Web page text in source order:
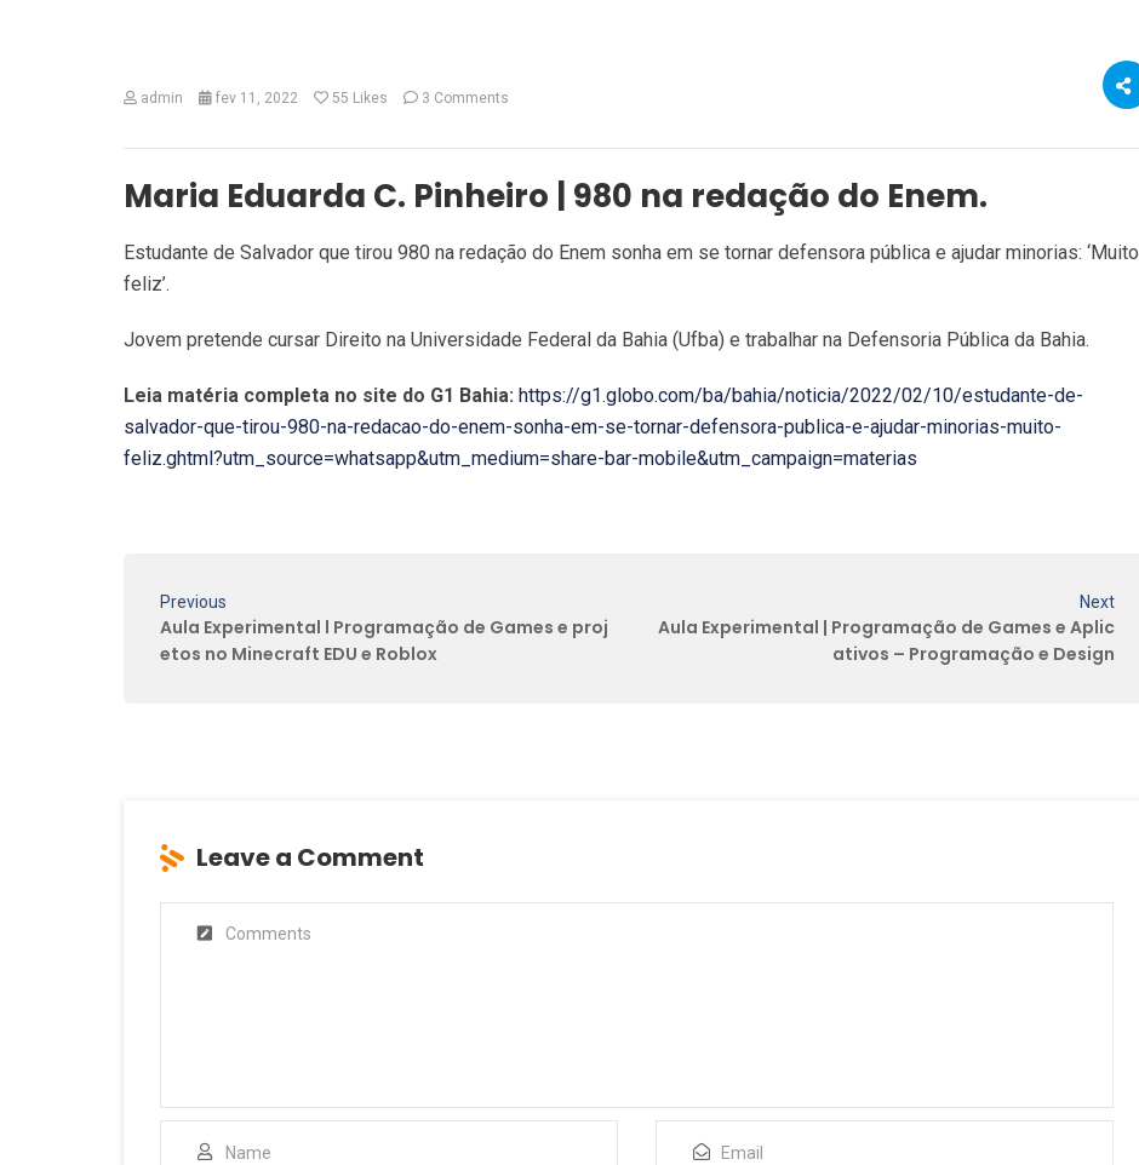
admin fev 11, 2022 55 Likes 3 Comments
Maria Eduarda C. Pinheiro | 980 na redação do Enem.
Estudante de Salvador que tirou 980 na redação do Enem sonha em se tornar defensora pública e ajudar minorias: ‘Muito
feliz’.
Jovem pretende cursar Direito na Universidade Federal da Bahia (Ufba) e trabalhar na Defensoria Pública da Bahia.
Leia matéria completa no site do G1 Bahia: https://g1.globo.com/ba/bahia/noticia/2022/02/10/estudante-de-
salvador-que-tirou-980-na-redacao-do-enem-sonha-em-se-tornar-defensora-publica-e-ajudar-minorias-muito-
feliz.ghtml?utm_source=whatsapp&utm_medium=share-bar-mobile&utm_campaign=materias
Previous
Aula Experimental l Programação de Games e proj
etos no Minecraft EDU e Roblox
Next
Aula Experimental | Programação de Games e Aplic
ativos – Programação e Design
Leave a Comment